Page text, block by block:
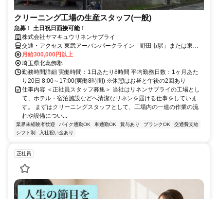
クリーニング工場の生産スタッフ(一般)
急募！ 土日祝日面接可能！
株式会社ヤマキュウリネンサプライ
交通・アクセス 東武アーバンパークライン「野田市駅」または東武
スカイツリーライン「北越谷駅」車15分
月給300,000円以上
埼玉県北葛飾郡
勤務時間詳細 実働時間：1日あたり8時間 平均勤務日数：1ヶ月あた
り20日 8:00～17:00(実働8時間) ※休憩はお昼と午後の2回あり
仕事内容 ＜正社員スタッフ募集＞ 当社はリネンサプライの工場とし
て、ホテル・宿泊施設などへ清潔なリネンを届ける仕事をしていま
す。 まずはクリーニングスタッフとして、工場内の一連の作業の流
れや設備につい...
業界未経験者歓迎 バイク通勤OK 車通勤OK 賞与あり ブランクOK
交通費支給
シフト制
入社祝い金あり
正社員